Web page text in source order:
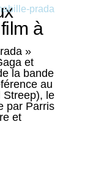
à
»
et
la bande
au
Streep), le
par Parris
et